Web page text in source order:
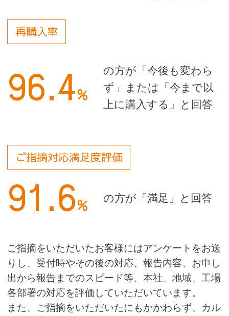
再購入率
96.4%
の方が「今後も変わら
ず」
または「今まで以
上に購入する」と回答
ご指摘対応満足度評価
91.6% の方が「満足」と回答
ご指摘をいただいたお客様にはアンケートをお送
りし、受付時やその後の対応、報告内容、お申し
出から報告までのスピード等、本社、地域、工場
各部署の対応を評価していただいています。
また、ご指摘をいただいたにもかかわらず、カル